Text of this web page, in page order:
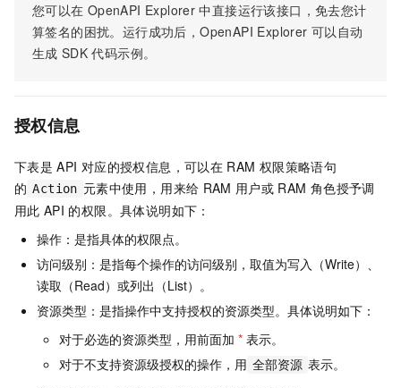
您可以在 OpenAPI Explorer 中直接运行该接口，免去您计
算签名的困扰。运行成功后，OpenAPI Explorer 可以自动
生成 SDK 代码示例。
授权信息
下表是 API 对应的授权信息，可以在 RAM 权限策略语句
的 Action 元素中使用，用来给 RAM 用户或 RAM 角色授予调
用此 API 的权限。具体说明如下：
操作：是指具体的权限点。
访问级别：是指每个操作的访问级别，取值为写入（Write）、
读取（Read）或列出（List）。
资源类型：是指操作中支持授权的资源类型。具体说明如下：
对于必选的资源类型，用前面加 * 表示。
对于不支持资源级授权的操作，用 全部资源 表示。